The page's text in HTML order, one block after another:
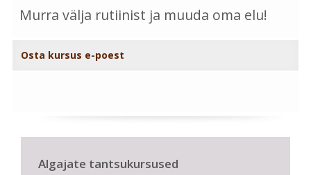
Murra välja rutiinist ja muuda oma elu!
Osta kursus e-poest
Algajate tantsukursused